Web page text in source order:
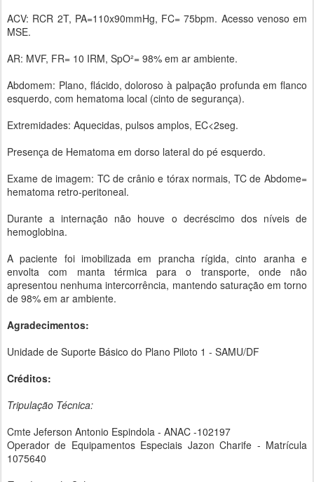
ACV: RCR 2T, PA=110x90mmHg, FC= 75bpm. Acesso venoso em
MSE.
AR: MVF, FR= 10 IRM, SpO²= 98% em ar ambiente.
Abdomem: Plano, flácido, doloroso à palpação profunda em flanco
esquerdo, com hematoma local (cinto de segurança).
Extremidades: Aquecidas, pulsos amplos, EC<2seg.
Presença de Hematoma em dorso lateral do pé esquerdo.
Exame de imagem: TC de crânio e tórax normais, TC de Abdome=
hematoma retro-peritoneal.
Durante a internação não houve o decréscimo dos níveis de
hemoglobina.
A paciente foi imobilizada em prancha rígida, cinto aranha e
envolta com manta térmica para o transporte, onde não
apresentou nenhuma intercorrência, mantendo saturação em torno
de 98% em ar ambiente.
Agradecimentos:
Unidade de Suporte Básico do Plano Piloto 1 - SAMU/DF
Créditos:
Tripulação Técnica:
Cmte Jeferson Antonio Espindola - ANAC -102197
Operador de Equipamentos Especiais Jazon Charife - Matrícula
1075640